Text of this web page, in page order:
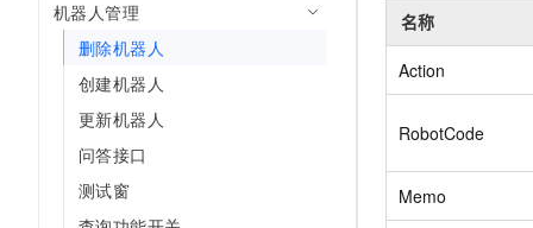
机器人管理
删除机器人
创建机器人
更新机器人
问答接口
测试窗
名称
Action
RobotCode
Memo
千问AI平台-Token Plan
千问AI平台-模型体验
在线体验全尺寸、多种模
Happy 系列大模型
大数据计算
媒体服务
域名与网站
企业出海
政企业务
大模型ACA认证体验
助力企业全员 AI 认知与能
生态解决方案
行业生态解决方案